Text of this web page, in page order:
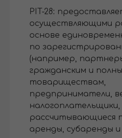
PIT-28:
осуществляющими
основе
по
(например,
гражданским и
товариществам,
предприниматели,
налогоплательщики,
рассчитывающиеся
аренды, субаренды и